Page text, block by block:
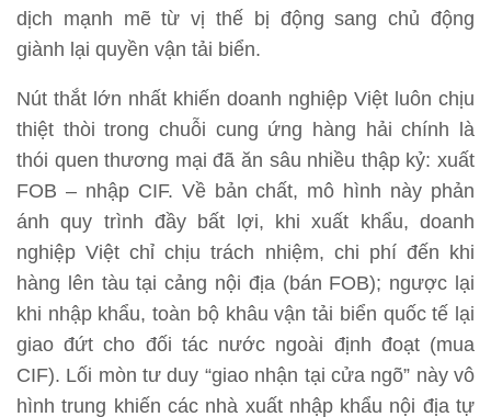
dịch mạnh mẽ từ vị thế bị động sang chủ động
giành lại quyền vận tải biển.
Nút thắt lớn nhất khiến doanh nghiệp Việt luôn chịu
thiệt thòi trong chuỗi cung ứng hàng hải chính là
thói quen thương mại đã ăn sâu nhiều thập kỷ: xuất
FOB – nhập CIF. Về bản chất, mô hình này phản
ánh quy trình đầy bất lợi, khi xuất khẩu, doanh
nghiệp Việt chỉ chịu trách nhiệm, chi phí đến khi
hàng lên tàu tại cảng nội địa (bán FOB); ngược lại
khi nhập khẩu, toàn bộ khâu vận tải biển quốc tế lại
giao đứt cho đối tác nước ngoài định đoạt (mua
CIF). Lối mòn tư duy “giao nhận tại cửa ngõ” này vô
hình trung khiến các nhà xuất nhập khẩu nội địa tự